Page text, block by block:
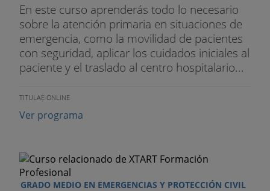
En este curso aprenderás todo lo necesario
sobre la atención primaria en situaciones de
emergencia, como la movilidad de pacientes
con seguridad, aplicar los cuidados iniciales al
paciente y el traslado al centro hospitalario...
TITULAE ONLINE
Ver programa
GRADO MEDIO EN EMERGENCIAS Y PROTECCIÓN CIVIL